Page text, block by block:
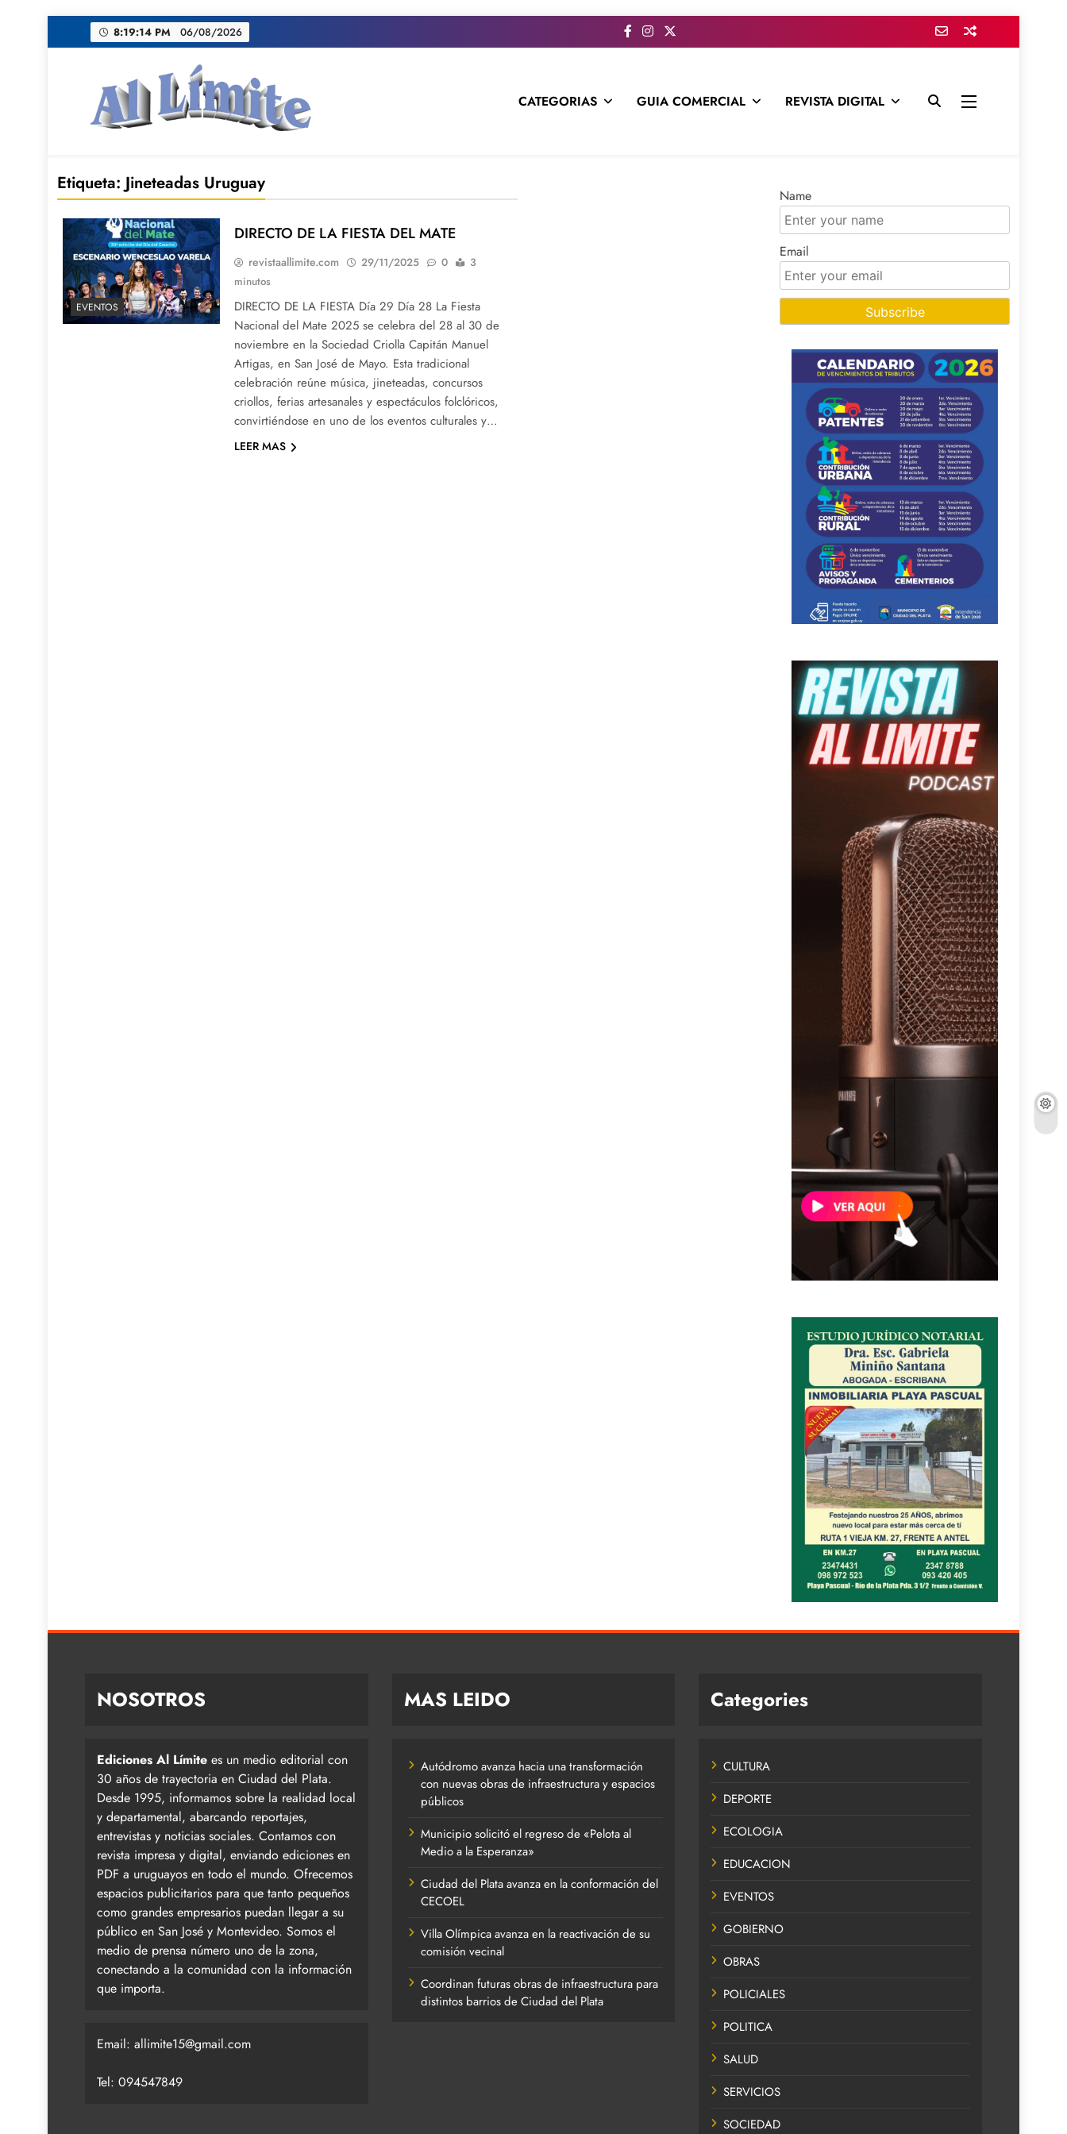
al
8:19:15 PM 06/08/2026
CATEGORIAS GUIA COMERCIAL REVISTA DIGITAL
Etiqueta:Jineteadas Uruguay
EVENTOS
DIRECTO DE LA FIESTA DEL MATE
revistaallimite.com 29/11/2025 0
3
minutos
DIRECTO DE LA FIESTA Día 29 Día 28 La Fiesta
Nacional del Mate 2025 se celebra del 28 al 30 de
noviembre en la Sociedad Criolla Capitán Manuel
Artigas, en San José de Mayo. Esta tradicional
celebración reúne música, jineteadas, concursos
criollos, ferias artesanales y espectáculos folclóricos,
convirtiéndose en uno de los eventos culturales y…
LEER MAS
Name
Email
NOSOTROS
Ediciones Al Límite es un medio editorial con
30 años de trayectoria en Ciudad del Plata.
Desde 1995, informamos sobre la realidad local
y departamental, abarcando reportajes,
entrevistas y noticias sociales. Contamos con
revista impresa y digital, enviando ediciones en
PDF a uruguayos en todo el mundo. Ofrecemos
espacios publicitarios para que tanto pequeños
como grandes empresarios puedan llegar a su
público en San José y Montevideo. Somos el
medio de prensa número uno de la zona,
conectando a la comunidad con la información
que importa.
Email: allimite15@gmail.com
Tel: 094547849
MAS LEIDO
Autódromo avanza hacia una transformación
con nuevas obras de infraestructura y espacios
públicos
Municipio solicitó el regreso de «Pelota al
Medio a la Esperanza»
Ciudad del Plata avanza en la conformación del
CECOEL
Villa Olímpica avanza en la reactivación de su
comisión vecinal
Coordinan futuras obras de infraestructura para
distintos barrios de Ciudad del Plata
Categories
CULTURA
DEPORTE
ECOLOGIA
EDUCACION
EVENTOS
GOBIERNO
OBRAS
POLICIALES
POLITICA
SALUD
SERVICIOS
SOCIEDAD